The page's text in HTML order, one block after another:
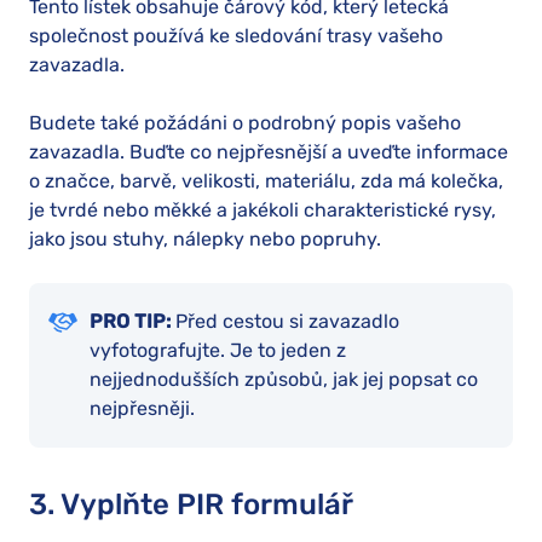
Tento lístek obsahuje čárový kód, který letecká
společnost používá ke sledování trasy vašeho
zavazadla.
Budete také požádáni o podrobný popis vašeho
zavazadla. Buďte co nejpřesnější a uveďte informace
o značce, barvě, velikosti, materiálu, zda má kolečka,
je tvrdé nebo měkké a jakékoli charakteristické rysy,
jako jsou stuhy, nálepky nebo popruhy.
PRO TIP: Před cestou si zavazadlo
vyfotografujte. Je to jeden z
nejjednodušších způsobů, jak jej popsat co
nejpřesněji.
3. Vyplňte PIR formulář